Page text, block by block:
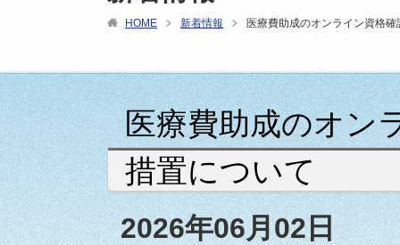
HOME 新着情報 医療費助成のオンライン資格
医療費助成のオン
措置について
2026年06月02日